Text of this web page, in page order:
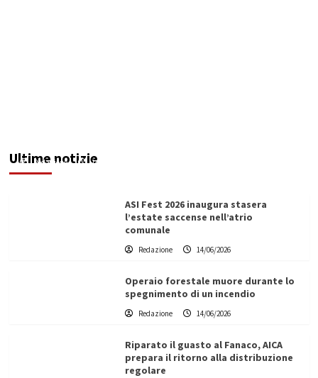
Ultime notizie
Redazione 14/06/2026
ASI Fest 2026 inaugura stasera
l’estate saccense nell’atrio
comunale
Redazione 14/06/2026
Operaio forestale muore durante lo
spegnimento di un incendio
Redazione 14/06/2026
Riparato il guasto al Fanaco, AICA
prepara il ritorno alla distribuzione
regolare